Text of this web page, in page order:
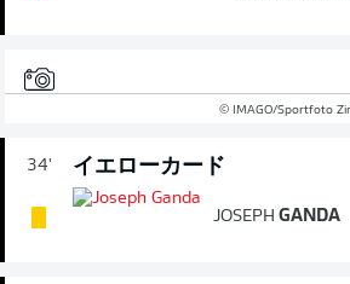
© IMAGO/Sportfoto
34' イエローカード
JOSEPH GANDA